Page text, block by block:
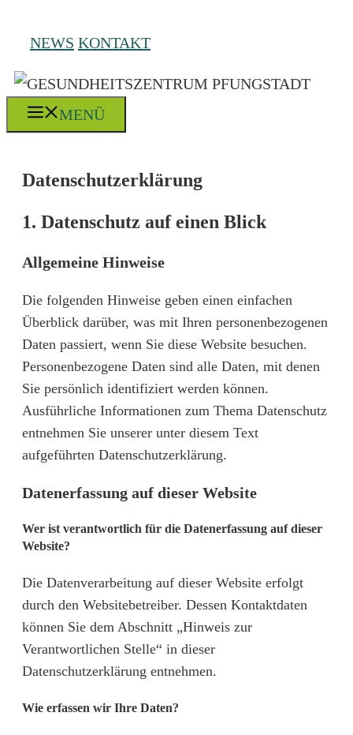
InhaltNEWS KONTAKT
MENÜ
Datenschutz­erklärung
1. Datenschutz auf einen Blick
Allgemeine Hinweise
Die folgenden Hinweise geben einen einfachen
Überblick darüber, was mit Ihren personenbezogenen
Daten passiert, wenn Sie diese Website besuchen.
Personenbezogene Daten sind alle Daten, mit denen
Sie persönlich identifiziert werden können.
Ausführliche Informationen zum Thema Datenschutz
entnehmen Sie unserer unter diesem Text
aufgeführten Datenschutzerklärung.
Datenerfassung auf dieser Website
Wer ist verantwortlich für die Datenerfassung auf dieser
Website?
Die Datenverarbeitung auf dieser Website erfolgt
durch den Websitebetreiber. Dessen Kontaktdaten
können Sie dem Abschnitt „Hinweis zur
Verantwortlichen Stelle“ in dieser
Datenschutzerklärung entnehmen.
Wie erfassen wir Ihre Daten?